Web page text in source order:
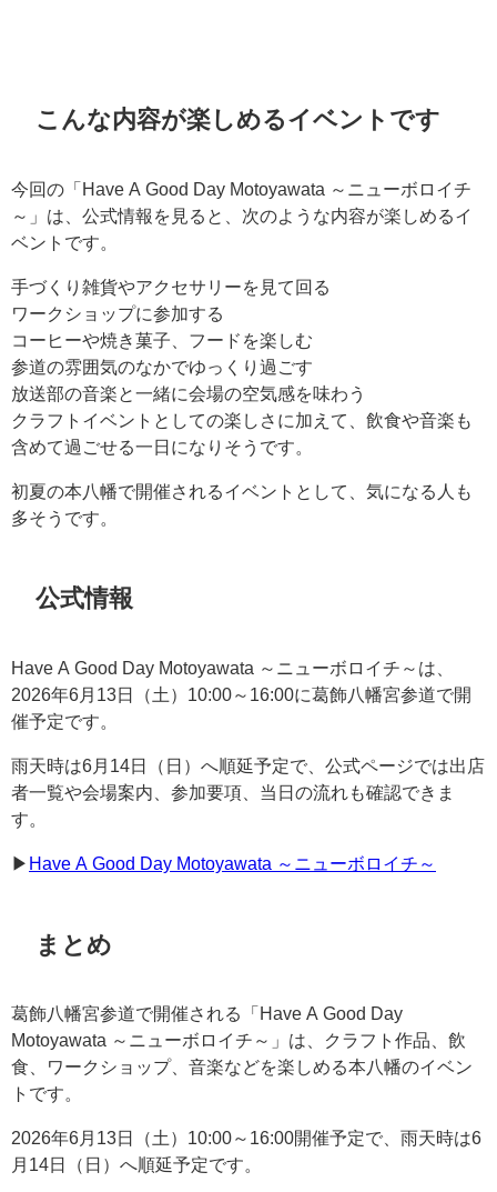
こんな内容が楽しめるイベントです
今回の「Have A Good Day Motoyawata ～ニューボロイチ
～」は、公式情報を見ると、次のような内容が楽しめるイ
ベントです。
手づくり雑貨やアクセサリーを見て回る
ワークショップに参加する
コーヒーや焼き菓子、フードを楽しむ
参道の雰囲気のなかでゆっくり過ごす
放送部の音楽と一緒に会場の空気感を味わう
クラフトイベントとしての楽しさに加えて、飲食や音楽も
含めて過ごせる一日になりそうです。
初夏の本八幡で開催されるイベントとして、気になる人も
多そうです。
公式情報
Have A Good Day Motoyawata ～ニューボロイチ～は、
2026年6月13日（土）10:00～16:00に葛飾八幡宮参道で開
催予定です。
雨天時は6月14日（日）へ順延予定で、公式ページでは出店
者一覧や会場案内、参加要項、当日の流れも確認できま
す。
▶︎ Have A Good Day Motoyawata ～ニューボロイチ～
まとめ
葛飾八幡宮参道で開催される「Have A Good Day
Motoyawata ～ニューボロイチ～」は、クラフト作品、飲
食、ワークショップ、音楽などを楽しめる本八幡のイベン
トです。
2026年6月13日（土）10:00～16:00開催予定で、雨天時は6
月14日（日）へ順延予定です。